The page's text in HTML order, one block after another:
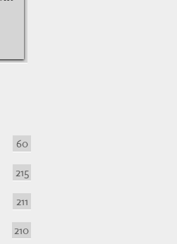
60
215
211
210